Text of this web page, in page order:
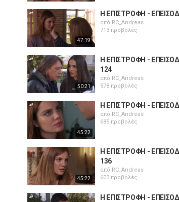
47:19
Η ΕΠΙΣΤΡΟΦΗ -
από RC_Andreas
713 προβολές
50:21
Η ΕΠΙΣΤΡΟΦΗ -
124
από RC_Andreas
578 προβολές
45:22
Η ΕΠΙΣΤΡΟΦΗ -
από RC_Andreas
685 προβολές
45:22
Η ΕΠΙΣΤΡΟΦΗ -
136
από RC_Andreas
603 προβολές
Η ΕΠΙΣΤΡΟΦΗ -